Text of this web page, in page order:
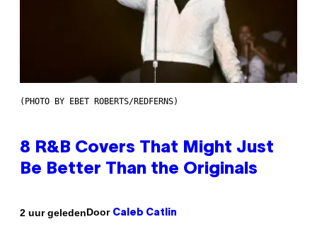
(PHOTO BY EBET ROBERTS/REDFERNS)
8 R&B Covers That Might Just
Be Better Than the Originals
2 uur geledenDoor Caleb Catlin